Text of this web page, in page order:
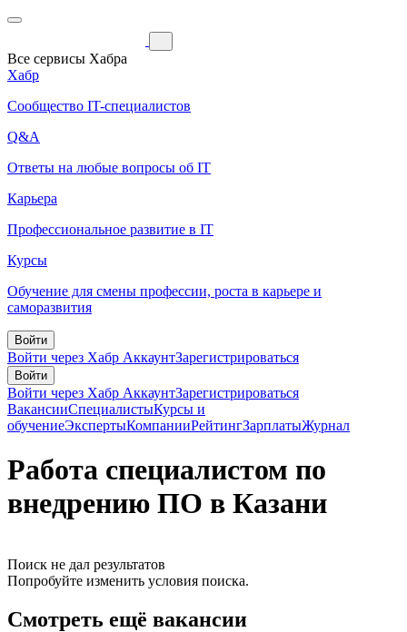
Все сервисы Хабра
Хабр
Сообщество IT-специалистов
Q&A
Ответы на любые вопросы об IT
Карьера
Профессиональное развитие в IT
Курсы
Обучение для смены профессии, роста в карьере и
саморазвития
Войти
Войти через Хабр АккаунтЗарегистрироваться
Войти
Войти через Хабр АккаунтЗарегистрироваться
ВакансииСпециалистыКурсы и
обучениеЭкспертыКомпанииРейтингЗарплатыЖурнал
Работа специалистом по
внедрению ПО в Казани
Поиск не дал результатов
Попробуйте изменить условия поиска.
Смотреть ещё вакансии